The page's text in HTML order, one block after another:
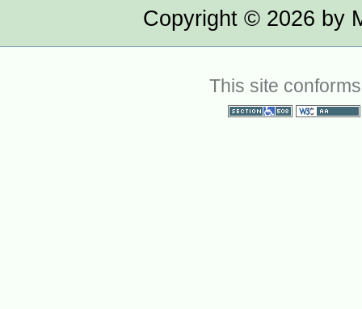
Copyright © 2026 by
This site